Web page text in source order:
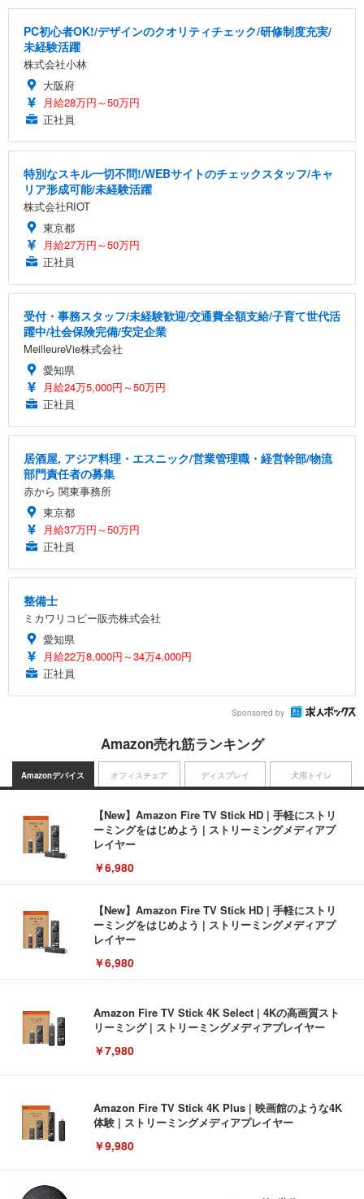
PC初心者OK!/デザインのクオリティチェック/研修制度充実/
未経験活躍
株式会社小林
大阪府
月給28万円～50万円
正社員
特別なスキル一切不問!/WEBサイトのチェックスタッフ/キャ
リア形成可能/未経験活躍
株式会社RIOT
東京都
月給27万円～50万円
正社員
受付・事務スタッフ/未経験歓迎/交通費全額支給/子育て世代活
躍中/社会保険完備/安定企業
MeilleureVie株式会社
愛知県
月給24万5,000円～50万円
正社員
居酒屋, アジア料理・エスニック/営業管理職・経営幹部/物流
部門責任者の募集
赤から 関東事務所
東京都
月給37万円～50万円
正社員
整備士
ミカワリコピー販売株式会社
愛知県
月給22万8,000円～34万4,000円
正社員
Sponsored by
Amazon売れ筋ランキング
Amazonデバイス
【New】Amazon Fire TV Stick HD | 手軽にストリ
ーミングをはじめよう | ストリーミングメディアプ
レイヤー
￥6,980
【New】Amazon Fire TV Stick HD | 手軽にストリ
ーミングをはじめよう | ストリーミングメディアプ
レイヤー
￥6,980
Amazon Fire TV Stick 4K Select | 4Kの高画質スト
リーミング | ストリーミングメディアプレイヤー
￥7,980
Amazon Fire TV Stick 4K Plus | 映画館のような4K
体験 | ストリーミングメディアプレイヤー
￥9,980
オフィスチェア ディスプレイ 犬用トイレ